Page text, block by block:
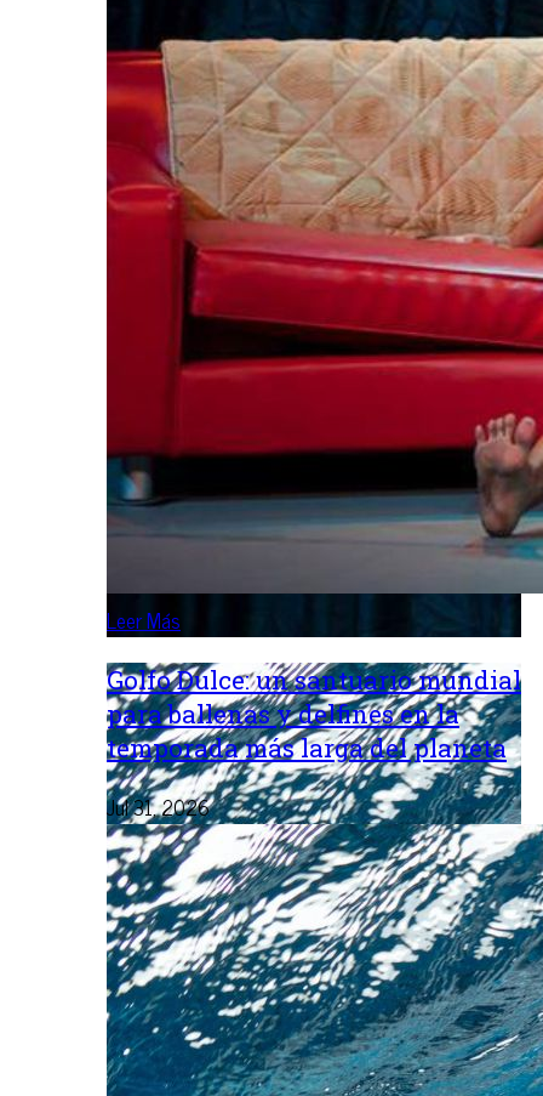
Leer Más
Golfo Dulce: un santuario mundial
para ballenas y delfines en la
temporada más larga del planeta
Jul 31, 2026